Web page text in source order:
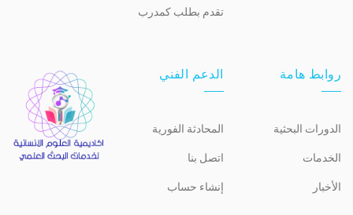
تقدم بطلب كمدرب
روابط هامة
الدورات البحثية
الخدمات
الأخبار
الدعم الفني
المحادثة الفورية
اتصل بنا
إنشاء حساب